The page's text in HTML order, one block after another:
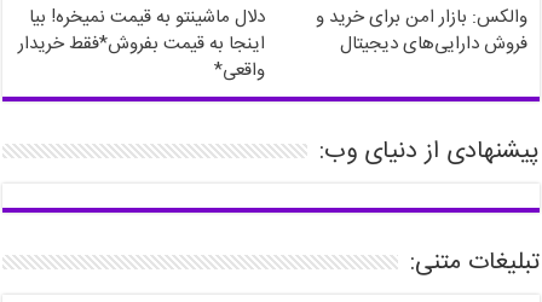
والکس: بازار امن برای خرید و
فروش دارایی‌های دیجیتال
دلال ماشینتو به قیمت نمیخره! بیا
اینجا به قیمت بفروش*فقط خریدار
واقعی*
پیشنهادی از دنیای وب:
تبلیغات متنی: